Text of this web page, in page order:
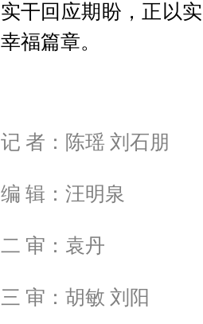
实干回应期盼，正以
幸福篇章。
记 者：陈瑶 刘石朋
编 辑：汪明泉
二 审：袁丹
三 审：胡敏 刘阳